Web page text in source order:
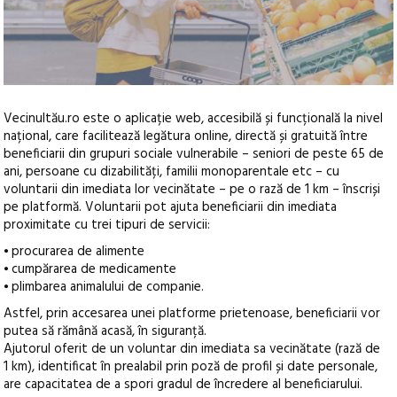
Vecinultău.ro este o aplicație web, accesibilă și funcțională la nivel
național, care facilitează legătura online, directă și gratuită între
beneficiarii din grupuri sociale vulnerabile – seniori de peste 65 de
ani, persoane cu dizabilități, familii monoparentale etc – cu
voluntarii din imediata lor vecinătate – pe o rază de 1 km – înscriși
pe platformă. Voluntarii pot ajuta beneficiarii din imediata
proximitate cu trei tipuri de servicii:
⦁ procurarea de alimente
⦁ cumpărarea de medicamente
⦁ plimbarea animalului de companie.
Astfel, prin accesarea unei platforme prietenoase, beneficiarii vor
putea să rămână acasă, în siguranță.
Ajutorul oferit de un voluntar din imediata sa vecinătate (rază de
1 km), identificat în prealabil prin poză de profil și date personale,
are capacitatea de a spori gradul de încredere al beneficiarului.